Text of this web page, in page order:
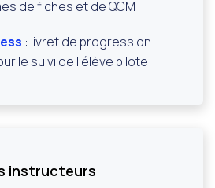
de fiches et de QCM
: livret de progression
le suivi de l’élève pilote
instructeurs